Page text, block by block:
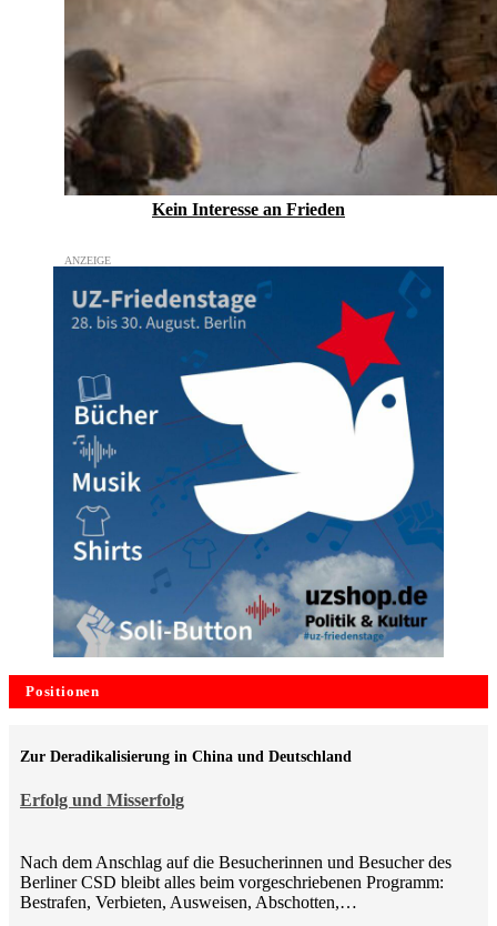
Kein Inte­resse an Frieden
Positionen
Erfolg und Misserfolg
Zur Deradikalisierung in China und Deutschland
Nach dem Anschlag auf die Besucherinnen und Besucher des
Berliner CSD bleibt alles beim vorgeschriebenen Programm:
Bestrafen, Verbieten, Ausweisen, Abschotten,…